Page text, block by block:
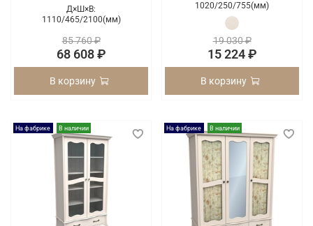
Д×Ш×В:
1110/465/2100(мм)
85 760 ₽
68 608 ₽
В корзину
1020/250/755(мм)
19 030 ₽
15 224 ₽
В корзину
На фабрике В наличии На фабрике В наличии